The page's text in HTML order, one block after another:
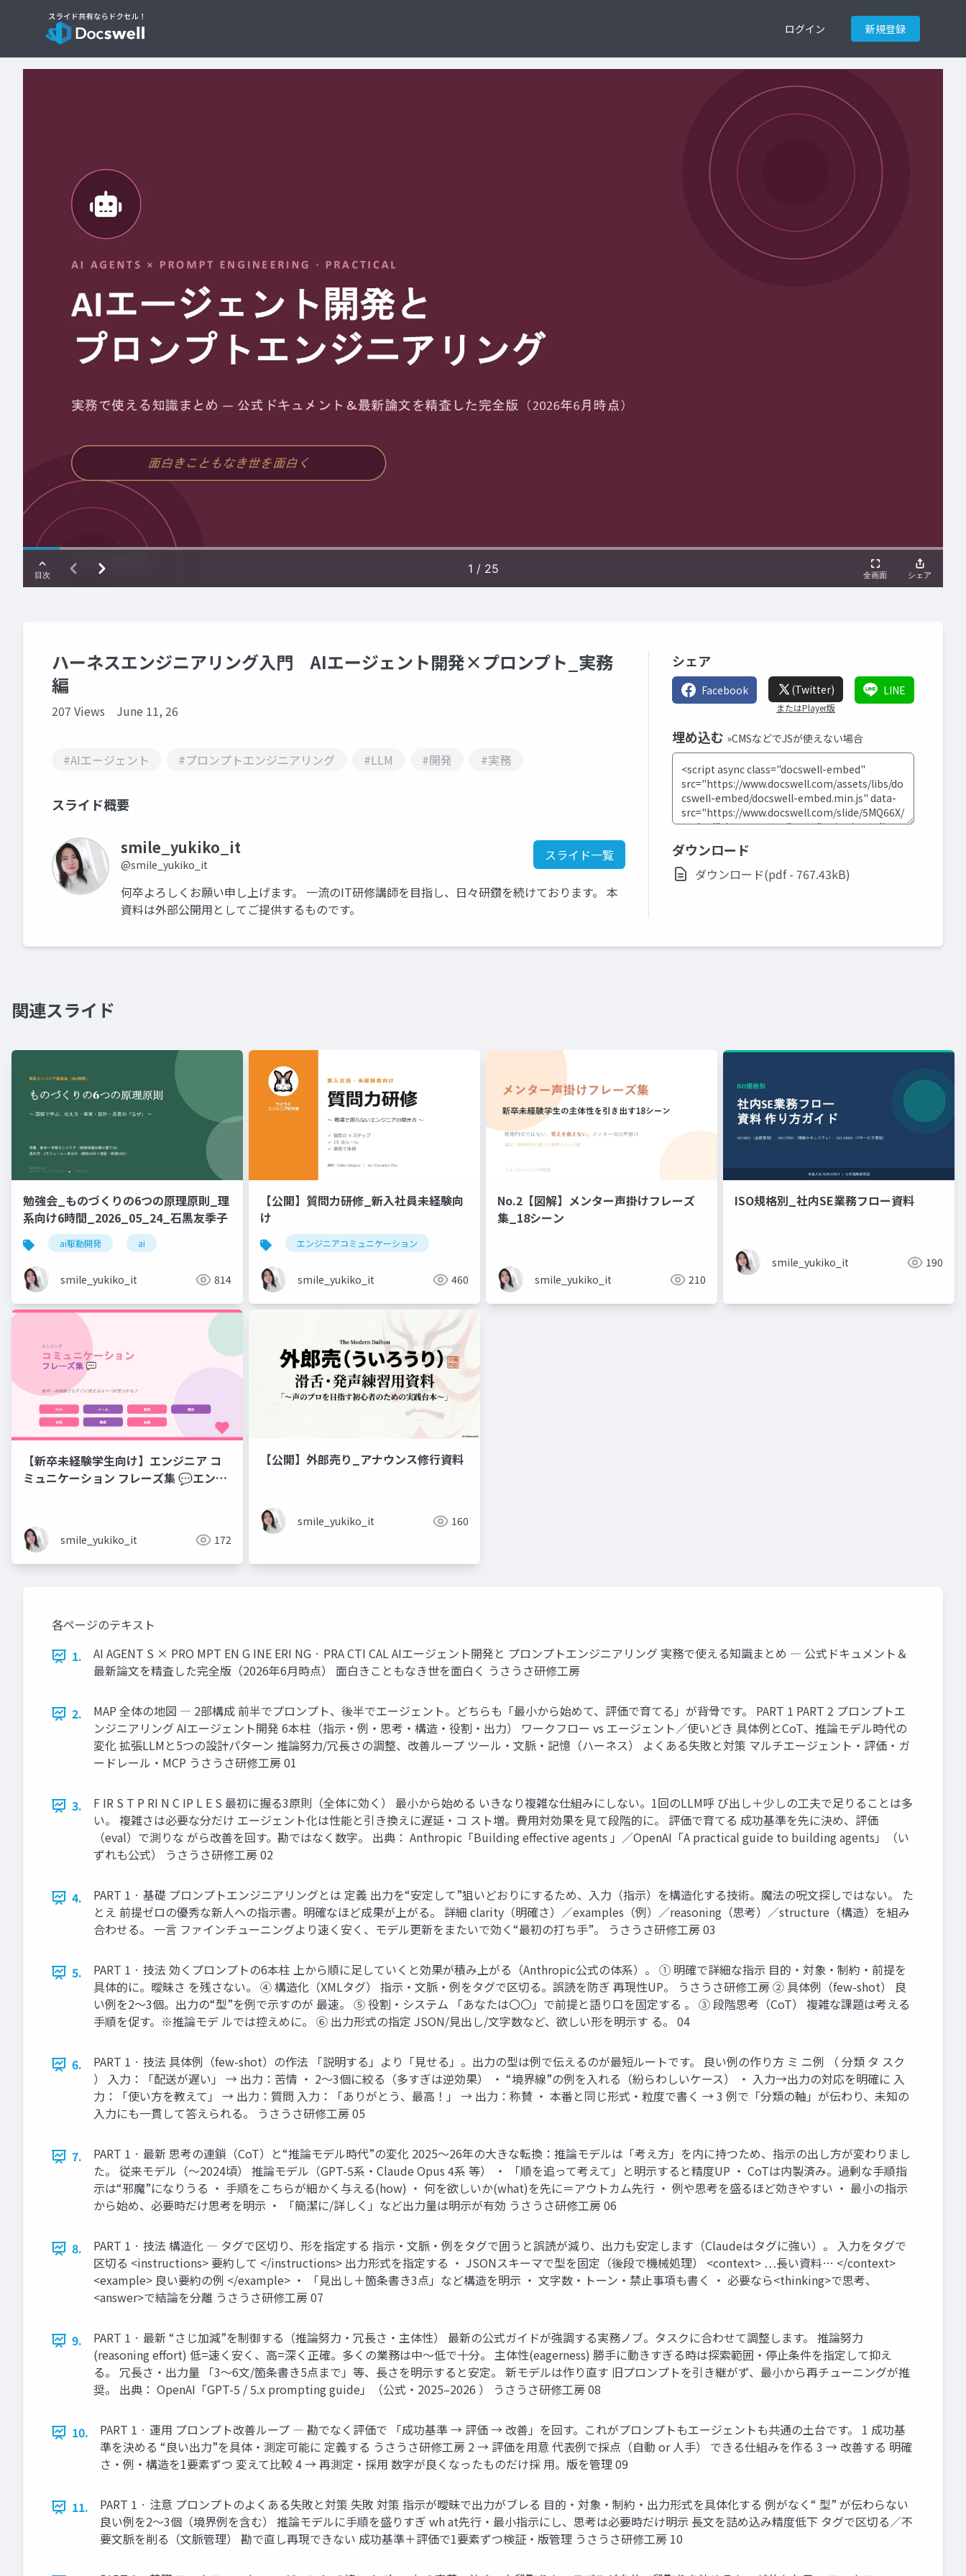
ログイン 新規登録
ハーネスエンジニアリング入門 AIエージェント開発×プロンプト_実務
編
207 Views June 11, 26
#AIエージェント #プロンプトエンジニアリング #LLM #開発 #実務
スライド概要
smile_yukiko_it
@smile_yukiko_it
スライド一覧
何卒よろしくお願い申し上げます。 一流のIT研修講師を目指し、日々研鑽を続けております。 本
資料は外部公開用としてご提供するものです。
シェア
Facebook (Twitter)
またはPlayer版
LINE
埋め込む »CMSなどでJSが使えない場合
ダウンロード
ダウンロード(pdf - 767.43kB)
関連スライド
勉強会_ものづくりの6つの原理原則_理
系向け6時間_2026_05_24_石黒友季子
ai駆動開発 ai
smile_yukiko_it 814
【公開】質問力研修_新入社員未経験向
け
エンジニアコミュニケーション
smile_yukiko_it 460
No.2【図解】メンター声掛けフレーズ
集_18シーン
smile_yukiko_it 210
ISO規格別_社内SE業務フロー資料
smile_yukiko_it 190
【新卒未経験学生向け】エンジニア コ
ミュニケーション フレーズ集 💬エンジ
smile_yukiko_it 172
【公開】外郎売り_アナウンス修行資料
smile_yukiko_it 160
各ページのテキスト
1.
AI AGENT S × PRO MPT EN G INE ERI NG · PRA CTI CAL AIエージェント開発と プロンプトエンジニアリング 実務で使える知識まとめ ― 公式ドキュメント＆
最新論文を精査した完全版（2026年6月時点） 面白きこともなき世を面白く うさうさ研修工房
2.
MAP 全体の地図 ― 2部構成 前半でプロンプト、後半でエージェント。どちらも「最小から始めて、評価で育てる」が背骨です。 PART 1 PART 2 プロンプトエ
ンジニアリング AIエージェント開発 6本柱（指示・例・思考・構造・役割・出力） ワークフロー vs エージェント／使いどき 具体例とCoT、推論モデル時代の
変化 拡張LLMと5つの設計パターン 推論努力/冗長さの調整、改善ループ ツール・文脈・記憶（ハーネス） よくある失敗と対策 マルチエージェント・評価・ガ
ードレール・MCP うさうさ研修工房 01
3.
F IR S T P RI N C IP L E S 最初に握る3原則（全体に効く） 最小から始める いきなり複雑な仕組みにしない。1回のLLM呼 び出し＋少しの工夫で足りることは多
い。 複雑さは必要な分だけ エージェント化は性能と引き換えに遅延・コ スト増。費用対効果を見て段階的に。 評価で育てる 成功基準を先に決め、評価
（eval）で測りな がら改善を回す。勘ではなく数字。 出典： Anthropic「Building effective agents 」／OpenAI「A practical guide to building agents」（い
ずれも公式） うさうさ研修工房 02
4.
PART 1 · 基礎 プロンプトエンジニアリングとは 定義 出力を“安定して”狙いどおりにするため、入力（指示）を構造化する技術。魔法の呪文探しではない。 た
とえ 前提ゼロの優秀な新人への指示書。明確なほど成果が上がる。 詳細 clarity（明確さ）／examples（例）／reasoning（思考）／structure（構造）を組み
合わせる。 一言 ファインチューニングより速く安く、モデル更新をまたいで効く“最初の打ち手”。 うさうさ研修工房 03
5.
PART 1 · 技法 効くプロンプトの6本柱 上から順に足していくと効果が積み上がる（Anthropic公式の体系）。 ① 明確で詳細な指示 目的・対象・制約・前提を
具体的に。曖昧さ を残さない。 ④ 構造化（XMLタグ） 指示・文脈・例をタグで区切る。誤読を防ぎ 再現性UP。 うさうさ研修工房 ② 具体例（few-shot） 良
い例を2〜3個。出力の“型”を例で示すのが 最速。 ⑤ 役割・システム 「あなたは〇〇」で前提と語り口を固定する 。 ③ 段階思考（CoT） 複雑な課題は考える
手順を促す。※推論モデ ルでは控えめに。 ⑥ 出力形式の指定 JSON/見出し/文字数など、欲しい形を明示す る。 04
6.
PART 1 · 技法 具体例（few-shot）の作法 「説明する」より「見せる」。出力の型は例で伝えるのが最短ルートです。 良い例の作り方 ミ ニ例 （ 分類 タ スク
） 入力：「配送が遅い」 → 出力：苦情 ・ 2〜3個に絞る（多すぎは逆効果） ・ “境界線”の例を入れる（紛らわしいケース） ・ 入力→出力の対応を明確に 入
力：「使い方を教えて」 → 出力：質問 入力：「ありがとう、最高！」 → 出力：称賛 ・ 本番と同じ形式・粒度で書く → 3 例で「分類の軸」が伝わり、未知の
入力にも一貫して答えられる。 うさうさ研修工房 05
7.
PART 1 · 最新 思考の連鎖（CoT）と“推論モデル時代”の変化 2025〜26年の大きな転換：推論モデルは「考え方」を内に持つため、指示の出し方が変わりまし
た。 従来モデル（〜2024頃） 推論モデル（GPT-5系・Claude Opus 4系 等） ・ 「順を追って考えて」と明示すると精度UP ・ CoTは内製済み。過剰な手順指
示は“邪魔”になりうる ・ 手順をこちらが細かく与える(how) ・ 何を欲しいか(what)を先に＝アウトカム先行 ・ 例や思考を盛るほど効きやすい ・ 最小の指示
から始め、必要時だけ思考を明示 ・ 「簡潔に/詳しく」など出力量は明示が有効 うさうさ研修工房 06
8.
PART 1 · 技法 構造化 ― タグで区切り、形を指定する 指示・文脈・例をタグで囲うと誤読が減り、出力も安定します（Claudeはタグに強い）。 入力をタグで
区切る <instructions> 要約して </instructions> 出力形式を指定する ・ JSONスキーマで型を固定（後段で機械処理） <context> …長い資料… </context>
<example> 良い要約の例 </example> ・ 「見出し＋箇条書き3点」など構造を明示 ・ 文字数・トーン・禁止事項も書く ・ 必要なら<thinking>で思考、
<answer>で結論を分離 うさうさ研修工房 07
9.
PART 1 · 最新 “さじ加減”を制御する（推論努力・冗長さ・主体性） 最新の公式ガイドが強調する実務ノブ。タスクに合わせて調整します。 推論努力
(reasoning effort) 低=速く安く、高=深く正確。多くの業務は中〜低で十分。 主体性(eagerness) 勝手に動きすぎる時は探索範囲・停止条件を指定して抑え
る。 冗長さ・出力量 「3〜6文/箇条書き5点まで」等、長さを明示すると安定。 新モデルは作り直す 旧プロンプトを引き継がず、最小から再チューニングが推
奨。 出典： OpenAI「GPT-5 / 5.x prompting guide」（公式・2025–2026 ） うさうさ研修工房 08
10.
PART 1 · 運用 プロンプト改善ループ ― 勘でなく評価で 「成功基準 → 評価 → 改善」を回す。これがプロンプトもエージェントも共通の土台です。 1 成功基
準を決める “良い出力”を具体・測定可能に 定義する うさうさ研修工房 2 → 評価を用意 代表例で採点（自動 or 人手） できる仕組みを作る 3 → 改善する 明確
さ・例・構造を1要素ずつ 変えて比較 4 → 再測定・採用 数字が良くなったものだけ採 用。版を管理 09
11.
PART 1 · 注意 プロンプトのよくある失敗と対策 失敗 対策 指示が曖昧で出力がブレる 目的・対象・制約・出力形式を具体化する 例がなく“ 型” が伝わらない
良い例を2〜3個（境界例を含む） 推論モデルに手順を盛りすぎ wh at先行・最小指示にし、思考は必要時だけ明示 長文を詰め込み精度低下 タグで区切る／不
要文脈を削る（文脈管理） 勘で直し再現できない 成功基準＋評価で1要素ずつ検証・版管理 うさうさ研修工房 10